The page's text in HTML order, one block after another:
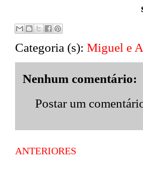
Categoria (s): Miguel e
Nenhum comentário:
Postar um
ANTERIORES